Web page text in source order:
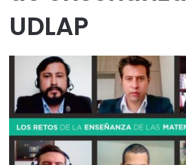
UDLAP